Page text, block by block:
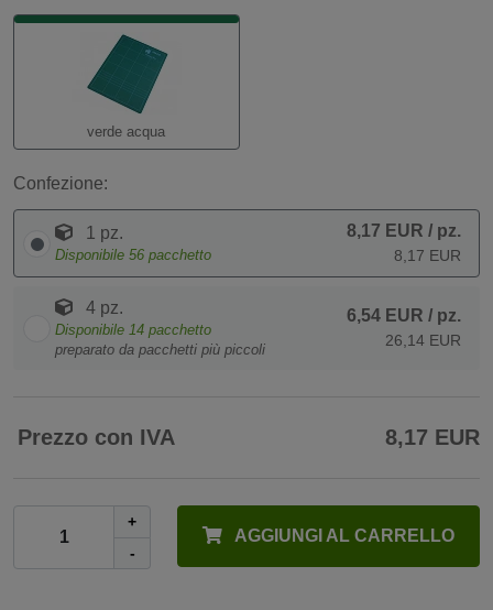
verde acqua
Confezione:
1 pz.
Disponibile 56 pacchetto
8,17 EUR / pz.
8,17 EUR
4 pz.
Disponibile 14 pacchetto
preparato da pacchetti più piccoli
6,54 EUR / pz.
26,14 EUR
Prezzo con IVA 8,17 EUR
+
-
AGGIUNGI AL CARRELLO